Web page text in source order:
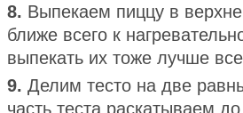
8. Выпекаем пиццу в
ближе всего к
выпекать их тоже лучше
9. Делим тесто на две
часть теста раскатываем